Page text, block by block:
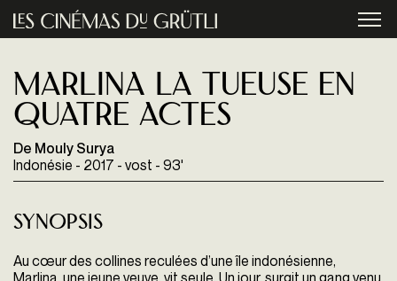
Aller au contenu principal
Marlina la tueuse en
quatre actes
De Mouly Surya
Indonésie - 2017 - vost - 93'
Synopsis
Au cœur des collines reculées d’une île indonésienne,